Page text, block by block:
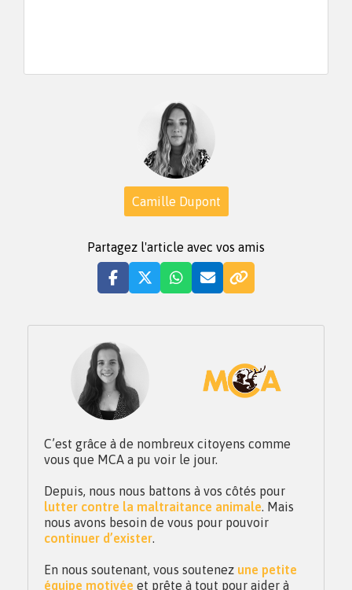
Camille Dupont
Partagez l'article avec vos amis
C’est grâce à de nombreux citoyens comme
vous que MCA a pu voir le jour.
Depuis, nous nous battons à vos côtés pour
lutter contre la maltraitance animale. Mais
nous avons besoin de vous pour pouvoir
continuer d’exister.
En nous soutenant, vous soutenez une petite
équipe motivée et prête à tout pour aider à